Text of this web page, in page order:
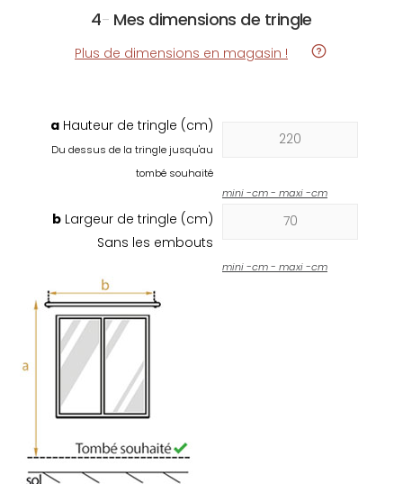
4- Mes dimensions de tringle
Plus de dimensions en magasin !
a Hauteur de tringle (cm)
Du dessus de la tringle jusqu'au
tombé souhaité
mini-cm - maxi-cm
b Largeur de tringle (cm)
Sans les embouts
mini-cm - maxi-cm